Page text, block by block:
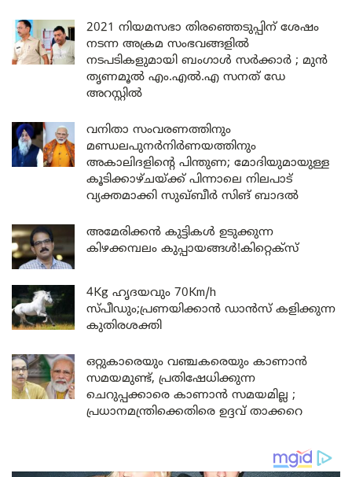
2021 നിയമസഭാ തിരഞ്ഞെടുപ്പിന് ശേഷം
നടന്ന അക്രമ സംഭവങ്ങളിൽ
നടപടികളുമായി ബംഗാൾ സർക്കാർ ; മുൻ
തൃണമൂൽ എം.എൽ.എ സനത് ഡേ
അറസ്റ്റിൽ
വനിതാ സംവരണത്തിനും
മണ്ഡലപുനർനിർണയത്തിനും
അകാലിദളിന്റെ പിന്തുണ; മോദിയുമായുള്ള
കൂടിക്കാഴ്ചയ്ക്ക് പിന്നാലെ നിലപാട്
വ്യക്തമാക്കി സുഖ്ബീർ സിങ് ബാദൽ
അമേരിക്കൻ കുട്ടികൾ ഉടുക്കുന്ന
കിഴക്കമ്പലം കുപ്പായങ്ങൾ!കിറ്റെക്സ്
4Kg ഹൃദയവും 70Km/h
സ്പീഡും;പ്രണയിക്കാൻ ഡാൻസ് കളിക്കുന്ന
കുതിരശക്തി
ഒറ്റുകാരെയും വഞ്ചകരെയും കാണാൻ
സമയമുണ്ട്, പ്രതിഷേധിക്കുന്ന
ചെറുപ്പക്കാരെ കാണാൻ സമയമില്ല ;
പ്രധാനമന്ത്രിക്കെതിരെ ഉദ്ദവ് താക്കറെ